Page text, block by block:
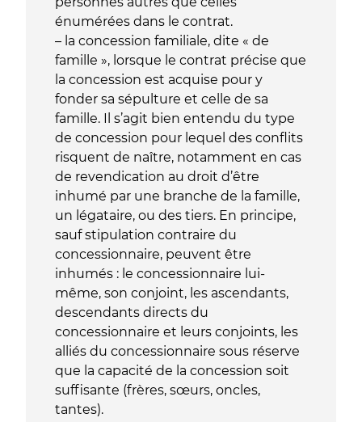
énumérées dans le contrat.
– la concession familiale, dite « de
famille », lorsque le contrat précise que
la concession est acquise pour y
fonder sa sépulture et celle de sa
famille. Il s’agit bien entendu du type
de concession pour lequel des conflits
risquent de naître, notamment en cas
de revendication au droit d’être
inhumé par une branche de la famille,
un légataire, ou des tiers. En principe,
sauf stipulation contraire du
concessionnaire, peuvent être
inhumés : le concessionnaire lui-
même, son conjoint, les ascendants,
descendants directs du
concessionnaire et leurs conjoints, les
alliés du concessionnaire sous réserve
que la capacité de la concession soit
suffisante (frères, sœurs, oncles,
tantes).